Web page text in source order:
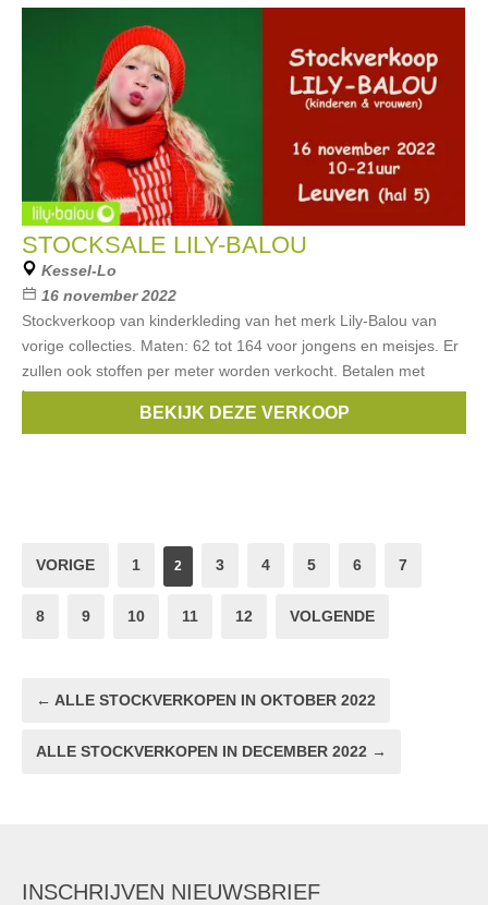
STOCKSALE LILY-BALOU
Kessel-Lo
16 november 2022
Stockverkoop van kinderkleding van het merk Lily-Balou van
vorige collecties. Maten: 62 tot 164 voor jongens en meisjes. Er
zullen ook stoffen per meter worden verkocht. Betalen met
bancontact
Lily Balou
BEKIJK DEZE VERKOOP
VORIGE 1 2 3 4 5 6 7
8 9 10 11 12 VOLGENDE
← ALLE STOCKVERKOPEN IN OKTOBER 2022
ALLE STOCKVERKOPEN IN DECEMBER 2022 →
INSCHRIJVEN NIEUWSBRIEF